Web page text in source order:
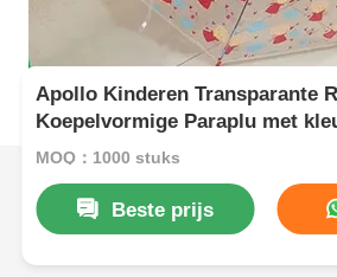
Apollo Kinderen Transparante
Koepelvormige Paraplu met
MOQ：1000 stuks
Beste prijs